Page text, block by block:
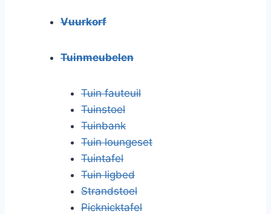
Vuurkorf
Tuinmeubelen
Tuin fauteuil
Tuinstoel
Tuinbank
Tuin loungeset
Tuintafel
Tuin ligbed
Strandstoel
Picknicktafel